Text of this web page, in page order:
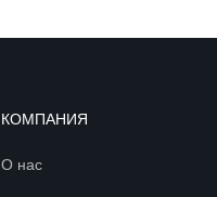
КОМПАНИЯ
О нас